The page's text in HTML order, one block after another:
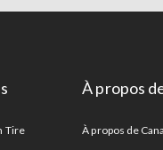
Tire
À propos
À propos de